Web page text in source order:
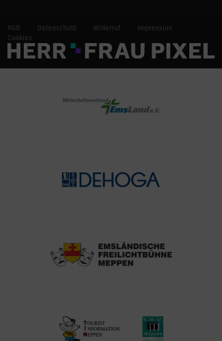
AGB Datenschutz Widerruf
Impressum
Cookies